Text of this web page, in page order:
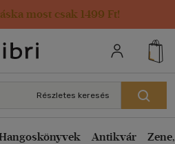
most csak 1499 Ft!
adatai
Részletes keresés
Antikvár